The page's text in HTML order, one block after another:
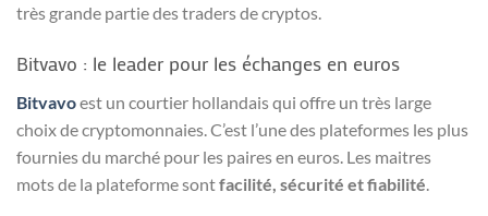
très grande partie des traders de cryptos.
Bitvavo : le leader pour les échanges en euros
Bitvavoest un courtier hollandais qui offre un très large
choix de cryptomonnaies. C’est l’une des plateformes les plus
fournies du marché pour les paires en euros. Les maitres
mots de la plateforme sontfacilité, sécurité et fiabilité.